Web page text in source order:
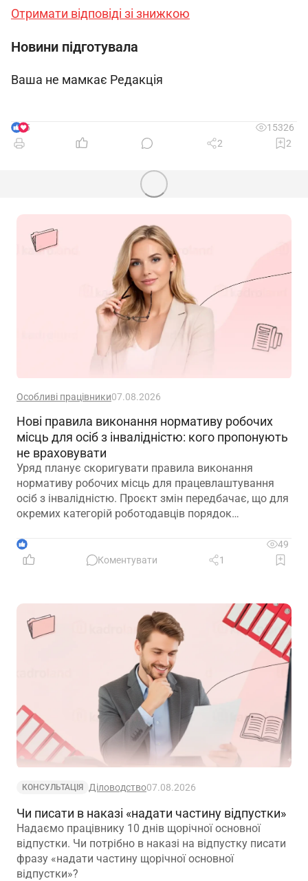
Отримати відповіді зі знижкою
Новини підготувала
Ваша не мамкає Редакція
5
15326
2
2
Особливі працівники07.08.2026
Нові правила виконання нормативу робочих
місць для осіб з інвалідністю: кого пропонують
не враховувати
Уряд планує скоригувати правила виконання
нормативу робочих місць для працевлаштування
осіб з інвалідністю. Проєкт змін передбачає, що для
окремих категорій роботодавців порядок
врахувати специфіку їхньої діяльності та усунути
практичні труднощі із виконанням законодавчих
1
49
Коментувати
1
КОНСУЛЬТАЦІЯ Діловодство07.08.2026
Чи писати в наказі «надати частину відпустки»
Надаємо працівнику 10 днів щорічної основної
відпустки. Чи потрібно в наказі на відпустку писати
фразу «надати частину щорічної основної
відпустки»?